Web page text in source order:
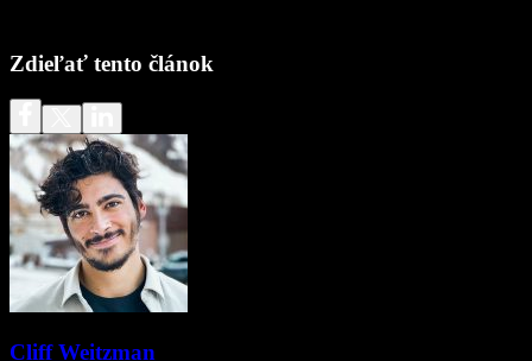
Zdieľať tento článok
Cliff Weitzman